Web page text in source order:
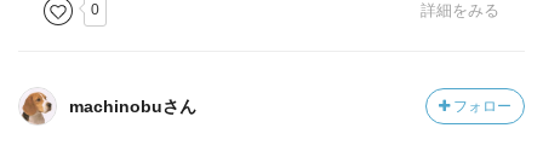
0 詳細をみる
machinobuさん フォロー